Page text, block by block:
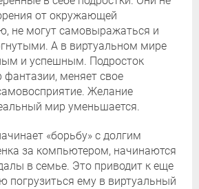
от окружающей
не могут самовыражаться и
А в виртуальном мире
и успешным. Подросток
фантазии, меняет свое
Желание
мир уменьшается.
«борьбу» с долгим
за компьютером, начинаются
в семье. Это приводит к еще
ему в виртуальный